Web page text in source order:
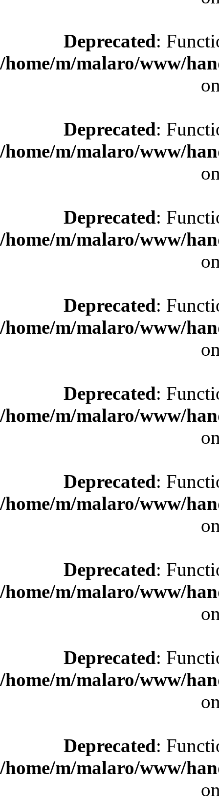
Deprecated:
/home/m/malaro/www/
Deprecated:
/home/m/malaro/www/
Deprecated:
/home/m/malaro/www/
Deprecated:
/home/m/malaro/www/
Deprecated:
/home/m/malaro/www/
Deprecated:
/home/m/malaro/www/
Deprecated:
/home/m/malaro/www/
Deprecated:
/home/m/malaro/www/
Deprecated:
/home/m/malaro/www/